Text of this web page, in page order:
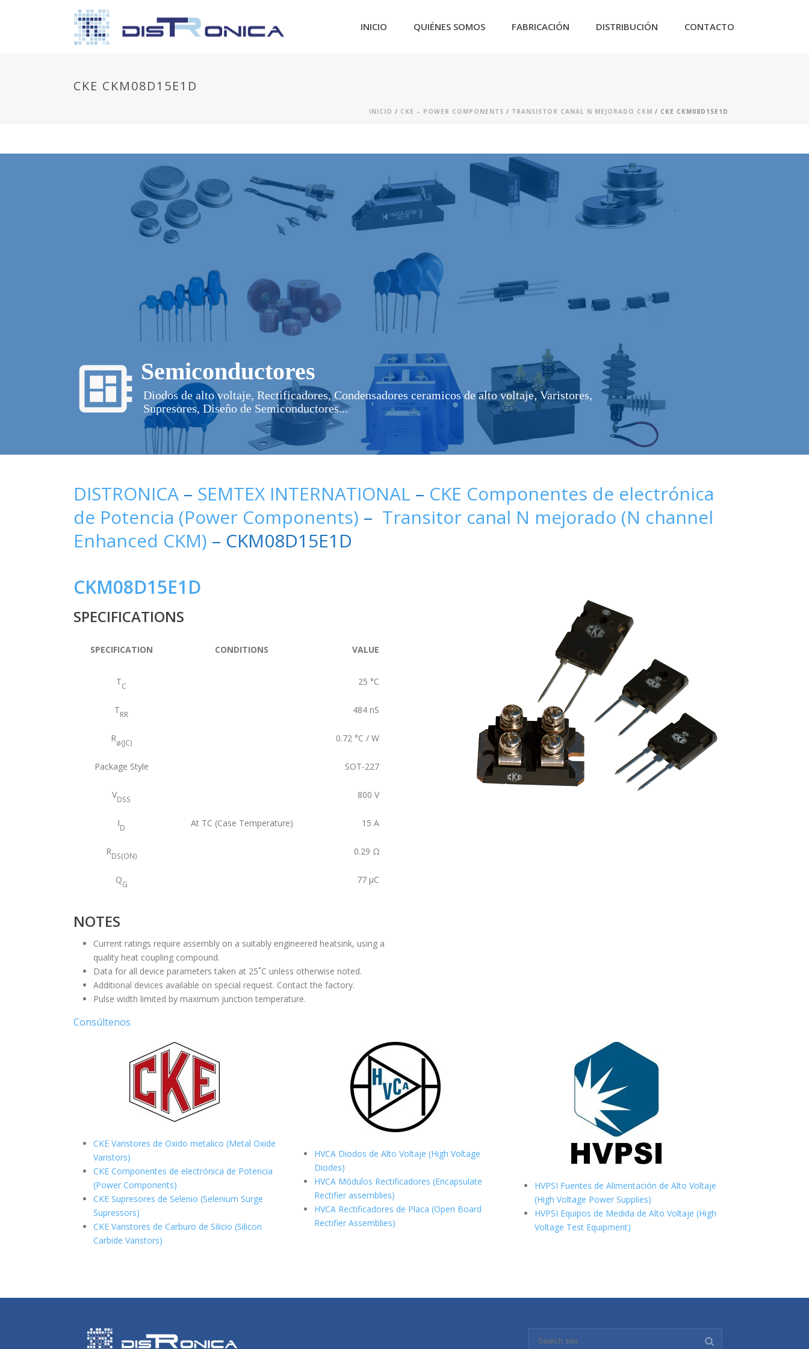
INICIO QUIÉNES SOMOS FABRICACIÓN DISTRIBUCIÓN CONTACTO
CKE CKM08D15E1D
INICIO / CKE – POWER COMPONENTS / TRANSISTOR CANAL N MEJORADO CKM / CKE CKM08D15E1D
Semiconductores
Diodos de alto voltaje, Rectificadores, Condensadores ceramicos de alto voltaje, Varistores,
Supresores, Diseño de Semiconductores...
DISTRONICA – SEMTEX INTERNATIONAL – CKE Componentes de electrónica
de Potencia (Power Components) – Transitor canal N mejorado (N channel
Enhanced CKM) – CKM08D15E1D
CKM08D15E1D
SPECIFICATIONS
SPECIFICATION CONDITIONS VALUE
TC 25 °C
TRR 484 nS
Rø(JC) 0.72 °C / W
Package Style SOT-227
VDSS 800 V
ID At TC (Case Temperature) 15 A
RDS(ON) 0.29 Ω
QG 77 µC
NOTES
Current ratings require assembly on a suitably engineered heatsink, using a
quality heat coupling compound.
Data for all device parameters taken at 25˚C unless otherwise noted.
Additional devices available on special request. Contact the factory.
Pulse width limited by maximum junction temperature.
Consúltenos
CKE Varistores de Oxido metalico (Metal Oxide
Varistors)
CKE Componentes de electrónica de Potencia
(Power Components)
CKE Supresores de Selenio (Selenium Surge
Supressors)
CKE Varistores de Carburo de Silicio (Silicon
Carbide Varistors)
HVCA Diodos de Alto Voltaje (High Voltage
Diodes)
HVCA Módulos Rectificadores (Encapsulate
Rectifier assemblies)
HVCA Rectificadores de Placa (Open Board
Rectifier Assemblies)
HVPSI Fuentes de Alimentación de Alto Voltaje
(High Voltage Power Supplies)
HVPSI Equipos de Medida de Alto Voltaje (High
Voltage Test Equipment)